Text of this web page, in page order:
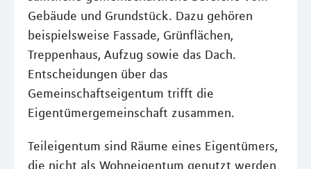
Gebäude und Grundstück. Dazu gehören
beispielsweise Fassade, Grünflächen,
Treppenhaus, Aufzug sowie das Dach.
Entscheidungen über das
Gemeinschaftseigentum trifft die
Eigentümergemeinschaft zusammen.
Teileigentum sind Räume eines Eigentümers,
die nicht als Wohneigentum genutzt werden